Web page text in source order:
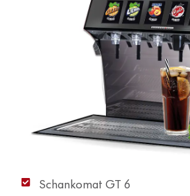
Schankomat GT 6